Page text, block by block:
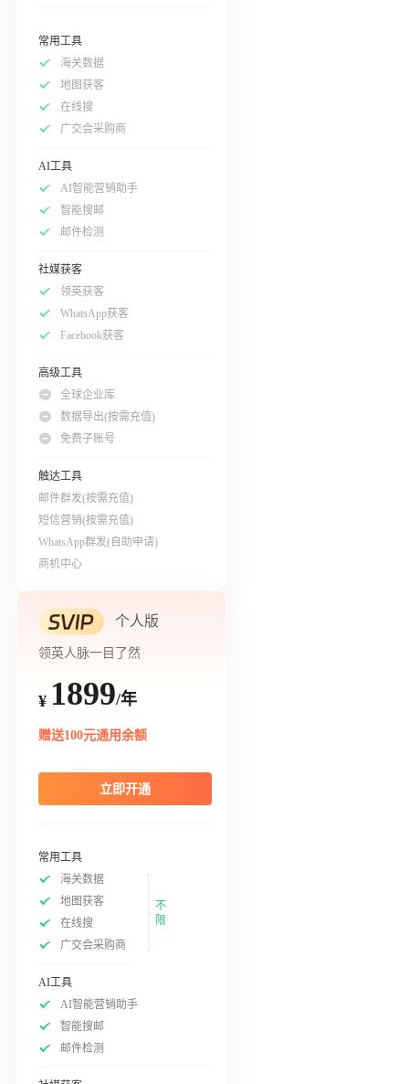
常用工具
海关数据
地图获客
在线搜
广交会采购商
AI工具
AI智能营销助手
智能搜邮
邮件检测
社媒获客
领英获客
WhatsApp获客
Facebook获客
高级工具
全球企业库
数据导出(按需充值)
免费子账号
触达工具
邮件群发(按需充值)
短信营销(按需充值)
WhatsApp群发(自助申请)
商机中心
个人版
领英人脉一目了然
¥ 1899/年
赠送100元通用余额
立即开通
常用工具
海关数据
地图获客
在线搜
广交会采购商
不
限
AI工具
AI智能营销助手
智能搜邮
邮件检测